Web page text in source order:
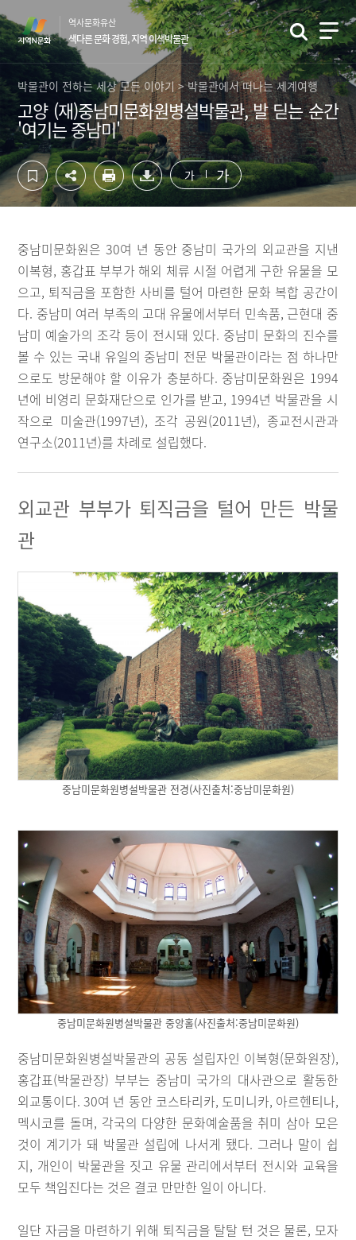
컨
텐
츠
영
역
바
로
가
기
하
단
영
역
바
로
가
기
역사문화유산
색다른 문화 경험, 지역 이색박물관
박물관이 전하는 세상 모든 이야기 > 박물관에서 떠나는 세계여행
고양 (재)중남미문화원병설박물관, 발 딛는 순간
'여기는 중남미'
가 가
중남미문화원은 30여 년 동안 중남미 국가의 외교관을 지낸
이복형, 홍갑표 부부가 해외 체류 시절 어렵게 구한 유물을 모
으고, 퇴직금을 포함한 사비를 털어 마련한 문화 복합 공간이
다. 중남미 여러 부족의 고대 유물에서부터 민속품, 근현대 중
남미 예술가의 조각 등이 전시돼 있다. 중남미 문화의 진수를
볼 수 있는 국내 유일의 중남미 전문 박물관이라는 점 하나만
으로도 방문해야 할 이유가 충분하다. 중남미문화원은 1994
년에 비영리 문화재단으로 인가를 받고, 1994년 박물관을 시
작으로 미술관(1997년), 조각 공원(2011년), 종교전시관과
연구소(2011년)를 차례로 설립했다.
외교관 부부가 퇴직금을 털어 만든 박물
관
중남미문화원병설박물관 전경(사진출처:중남미문화원)
중남미문화원병설박물관 중앙홀(사진출처:중남미문화원)
중남미문화원병설박물관의 공동 설립자인 이복형(문화원장),
홍갑표(박물관장) 부부는 중남미 국가의 대사관으로 활동한
외교통이다. 30여 년 동안 코스타리카, 도미니카, 아르헨티나,
멕시코를 돌며, 각국의 다양한 문화예술품을 취미 삼아 모은
것이 계기가 돼 박물관 설립에 나서게 됐다. 그러나 말이 쉽
지, 개인이 박물관을 짓고 유물 관리에서부터 전시와 교육을
모두 책임진다는 것은 결코 만만한 일이 아니다.
일단 자금을 마련하기 위해 퇴직금을 탈탈 턴 것은 물론, 모자